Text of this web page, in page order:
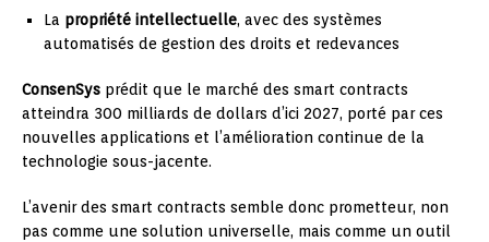
La propriété intellectuelle, avec des systèmes
automatisés de gestion des droits et redevances
ConsenSys prédit que le marché des smart contracts
atteindra 300 milliards de dollars d’ici 2027, porté par ces
nouvelles applications et l’amélioration continue de la
technologie sous-jacente.
L’avenir des smart contracts semble donc prometteur, non
pas comme une solution universelle, mais comme un outil